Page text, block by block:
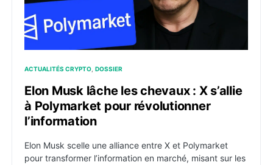
ACTUALITÉS CRYPTO DOSSIER
Elon Musk lâche les chevaux : X s’allie
à Polymarket pour révolutionner
l’information
Elon Musk scelle une alliance entre X et Polymarket
pour transformer l’information en marché, misant sur les